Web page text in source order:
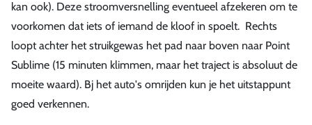
kan ook). Deze stroomversnelling eventueel afzekeren om te
voorkomen dat iets of iemand de kloof in spoelt. Rechts
loopt achter het struikgewas het pad naar boven naar Point
Sublime (15 minuten klimmen, maar het traject is absoluut de
moeite waard). Bj het auto's omrijden kun je het uitstappunt
goed verkennen.